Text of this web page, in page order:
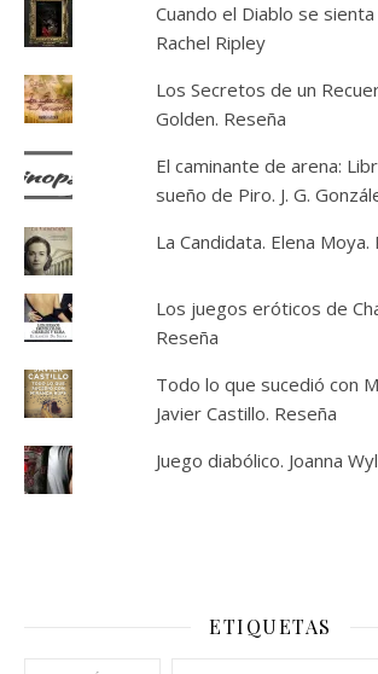
Cuando el Diablo se
Rachel Ripley
Los Secretos de un
Golden. Reseña
El caminante de arena:
sueño de Piro. J. G.
La Candidata. Elena Moya.
Los juegos eróticos de
Reseña
Todo lo que sucedió con
Javier Castillo. Reseña
Juego diabólico. Joanna
ETIQUETAS